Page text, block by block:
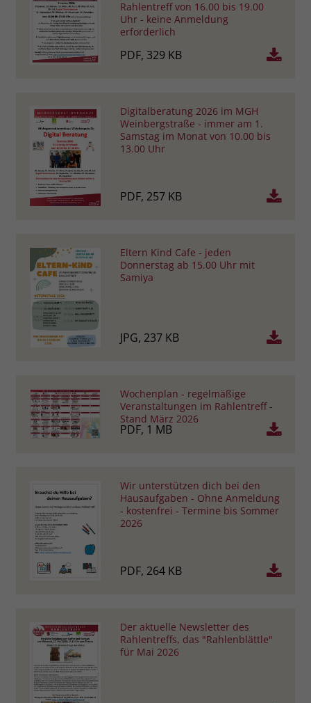
Rahlentreff von 16.00 bis 19.00
Uhr - keine Anmeldung
erforderlich
PDF, 329 KB
Digitalberatung 2026 im MGH
Weinbergstraße - immer am 1.
Samstag im Monat von 10.00 bis
13.00 Uhr
PDF, 257 KB
Eltern Kind Cafe - jeden
Donnerstag ab 15.00 Uhr mit
Samiya
JPG, 237 KB
Wochenplan - regelmäßige
Veranstaltungen im Rahlentreff -
Stand März 2026
PDF, 1 MB
Wir unterstützen dich bei den
Hausaufgaben - Ohne Anmeldung
- kostenfrei - Termine bis Sommer
2026
PDF, 264 KB
Der aktuelle Newsletter des
Rahlentreffs, das "Rahlenblättle"
für Mai 2026